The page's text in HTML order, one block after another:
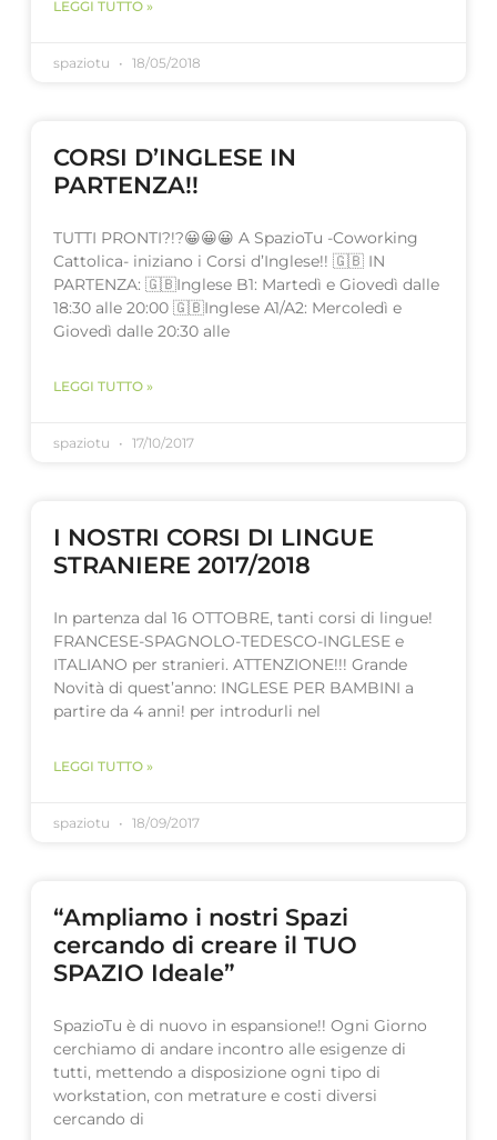
LEGGI TUTTO »
spaziotu 18/05/2018
CORSI D’INGLESE IN
PARTENZA!!
TUTTI PRONTI?!?😀😀😀 A SpazioTu -Coworking
Cattolica- iniziano i Corsi d’Inglese!! 🇬🇧 IN
PARTENZA: 🇬🇧Inglese B1: Martedì e Giovedì dalle
18:30 alle 20:00 🇬🇧Inglese A1/A2: Mercoledì e
Giovedì dalle 20:30 alle
LEGGI TUTTO »
spaziotu 17/10/2017
I NOSTRI CORSI DI LINGUE
STRANIERE 2017/2018
In partenza dal 16 OTTOBRE, tanti corsi di lingue!
FRANCESE-SPAGNOLO-TEDESCO-INGLESE e
ITALIANO per stranieri. ATTENZIONE!!! Grande
Novità di quest’anno: INGLESE PER BAMBINI a
partire da 4 anni! per introdurli nel
LEGGI TUTTO »
spaziotu 18/09/2017
“Ampliamo i nostri Spazi
cercando di creare il TUO
SPAZIO Ideale”
SpazioTu è di nuovo in espansione!! Ogni Giorno
cerchiamo di andare incontro alle esigenze di
tutti, mettendo a disposizione ogni tipo di
workstation, con metrature e costi diversi
cercando di